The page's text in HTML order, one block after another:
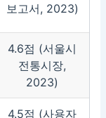
보고서, 2023)
4.6점 (서울시
전통시장,
2023)
4.5점 (사용자